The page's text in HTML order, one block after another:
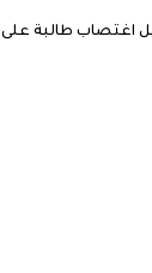
اغتصاب طالبة